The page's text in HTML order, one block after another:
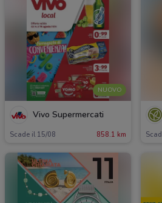
NUOVO
Vivo Supermercati
Scade il 15/08 858.1 km